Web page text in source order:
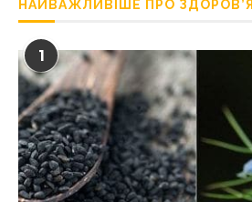
НАЙВАЖЛИВІШЕ ПРО ЗДОРОВ’Я
1